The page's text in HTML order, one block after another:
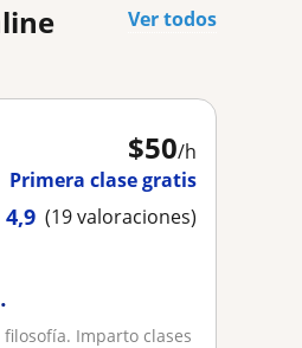
Ver todos
$50/h
Primera clase gratis
4,9 (19 valoraciones)
Imparto clases